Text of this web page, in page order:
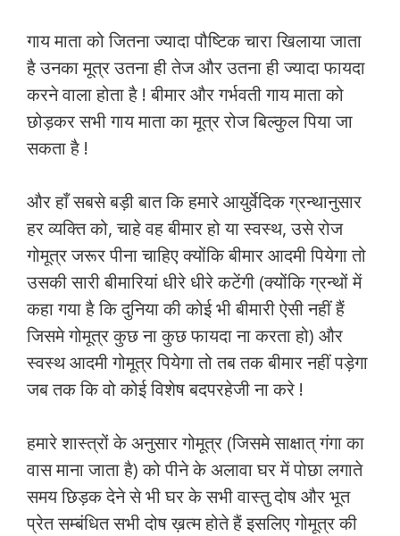
गाय माता को जितना ज्यादा पौष्टिक चारा खिलाया जाता
है उनका मूत्र उतना ही तेज और उतना ही ज्यादा फायदा
करने वाला होता है ! बीमार और गर्भवती गाय माता को
छोड़कर सभी गाय माता का मूत्र रोज बिल्कुल पिया जा
सकता है !
और हाँ सबसे बड़ी बात कि हमारे आयुर्वेदिक ग्रन्थानुसार
हर व्यक्ति को, चाहे वह बीमार हो या स्वस्थ, उसे रोज
गोमूत्र जरूर पीना चाहिए क्योंकि बीमार आदमी पियेगा तो
उसकी सारी बीमारियां धीरे धीरे कटेंगी (क्योंकि ग्रन्थों में
कहा गया है कि दुनिया की कोई भी बीमारी ऐसी नहीं हैं
जिसमे गोमूत्र कुछ ना कुछ फायदा ना करता हो) और
स्वस्थ आदमी गोमूत्र पियेगा तो तब तक बीमार नहीं पड़ेगा
जब तक कि वो कोई विशेष बदपरहेजी ना करे !
हमारे शास्त्रों के अनुसार गोमूत्र (जिसमे साक्षात् गंगा का
वास माना जाता है) को पीने के अलावा घर में पोछा लगाते
समय छिड़क देने से भी घर के सभी वास्तु दोष और भूत
प्रेत सम्बंधित सभी दोष ख़त्म होते हैं इसलिए गोमूत्र की